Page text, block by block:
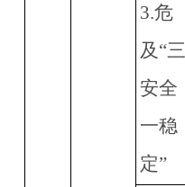
3.危
及 “三
安全
一稳
定”